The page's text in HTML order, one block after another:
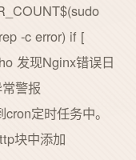
-c error) if [
发现Nginx错误日
警报
定时任务中。
块中添加